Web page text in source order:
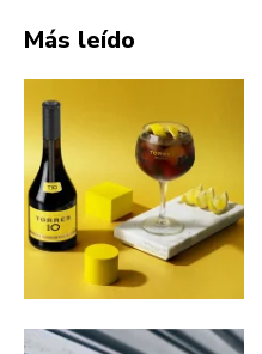
Más leído